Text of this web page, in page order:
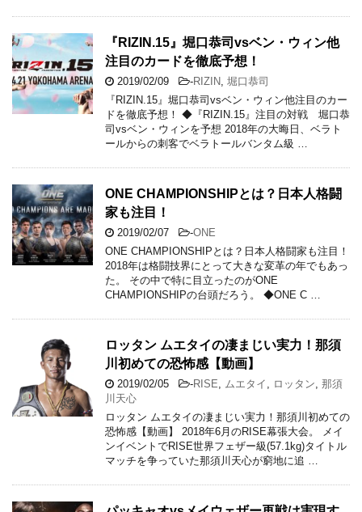
『RIZIN.15』堀口恭司vsベン・ウィン他
注目のカードを徹底予想！
2019/02/09 -RIZIN, 堀口恭司
『RIZIN.15』堀口恭司vsベン・ウィン他注目のカー
ドを徹底予想！ ◆『RIZIN.15』注目の対戦 堀口恭
司vsベン・ウィンを予想 2018年の大晦日、ベラト
ールからの刺客でベラトールバンタム級 …
ONE CHAMPIONSHIPとは？日本人格闘
家も注目！
2019/02/07 -ONE
ONE CHAMPIONSHIPとは？日本人格闘家も注目！
2018年は格闘技界にとって大きな変革の年でもあっ
た。 その中で特に目立ったのがONE
CHAMPIONSHIPの台頭だろう。 ◆ONE C …
ロッタン ムエタイの凄まじい実力！那須
川初めての恐怖感【動画】
2019/02/05 -RISE, ムエタイ , ロッタン, 那須
川天心
ロッタン ムエタイの凄まじい実力！那須川初めての
恐怖感【動画】 2018年6月のRISE幕張大会。 メイ
ンイベントでRISE世界フェザー級(57.1kg)タイトル
マッチを争っていた那須川天心が窮地に追 …